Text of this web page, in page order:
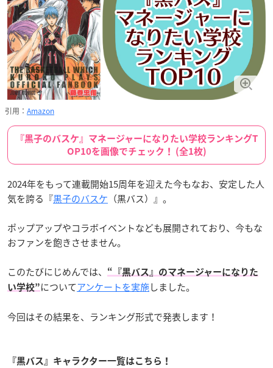
引用： Amazon
『黒子のバスケ』マネージャーになりたい学校ランキングT
OP10を画像でチェック！ (全1枚)
2024年をもって連載開始15周年を迎えた今もなお、安定した人
気を誇る『黒子のバスケ （黒バス）』。
ポップアップやコラボイベントなども展開されており、今もな
おファンを飽きさせません。
このたびにじめんでは、
“『黒バス』のマネージャーになりた
い学校” についてアンケートを実施しました。
今回はその結果を、ランキング形式で発表します！
『黒バス』キャラクター一覧はこちら！